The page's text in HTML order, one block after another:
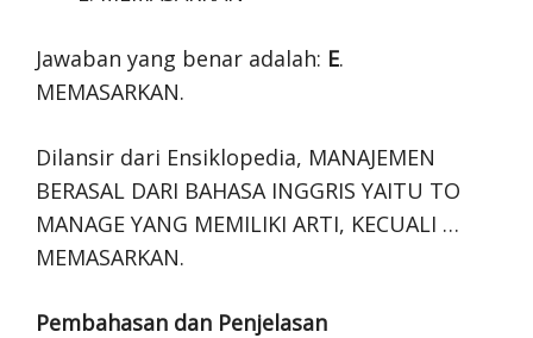
Jawaban yang benar adalah: E.
MEMASARKAN.
Dilansir dari Ensiklopedia, MANAJEMEN
BERASAL DARI BAHASA INGGRIS YAITU TO
MANAGE YANG MEMILIKI ARTI, KECUALI …
MEMASARKAN.
Pembahasan dan Penjelasan